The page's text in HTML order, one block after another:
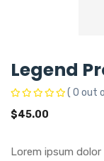
Legend
( 0 out
$45.00
Lorem ipsum